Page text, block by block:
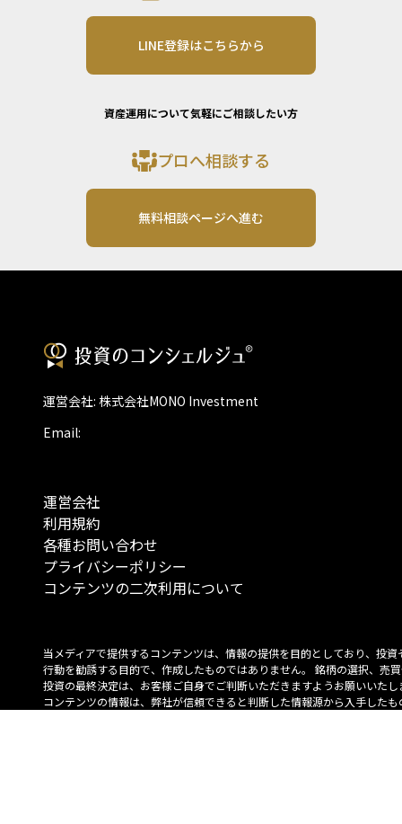
LINE登録はこちらから
資産運用について気軽にご相談したい方
プロへ相談する
無料相談ページへ進む
運営会社: 株式会社MONO Investment
Email:
運営会社
利用規約
各種お問い合わせ
プライバシーポリシー
コンテンツの二次利用について
当メディアで提供するコンテンツは、情報の提供を目的としており、投資
行動を勧誘する目的で、作成したものではありません。 銘柄の選択、売
投資の最終決定は、お客様ご自身でご判断いただきますようお願いいたし
コンテンツの情報は、弊社が信頼できると判断した情報源から入手したも